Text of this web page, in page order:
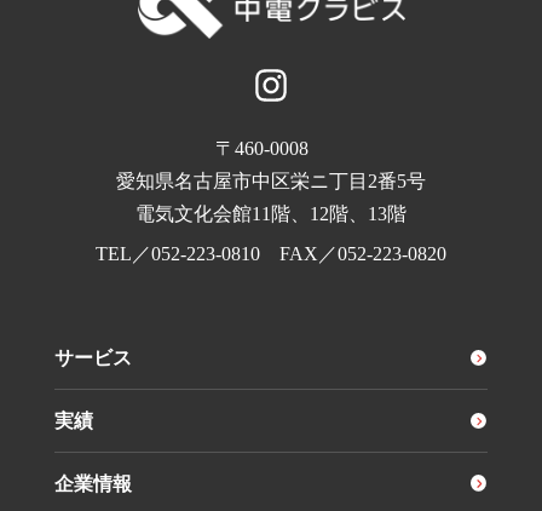
〒460-0008
愛知県名古屋市中区栄ニ丁目2番5号
電気文化会館11階、12階、13階
TEL／052-223-0810 FAX／052-223-0820
サービス
実績
企業情報